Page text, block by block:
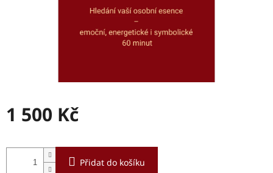
1 500 Kč
cena:
Přidat do košíku